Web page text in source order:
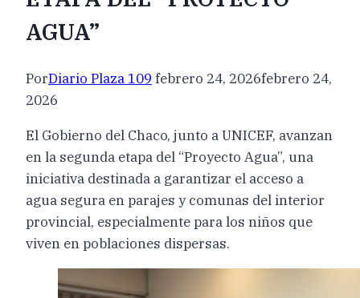
AGUA”
PorDiario Plaza 109 febrero 24, 2026febrero 24,
2026
El Gobierno del Chaco, junto a UNICEF, avanzan
en la segunda etapa del “Proyecto Agua”, una
iniciativa destinada a garantizar el acceso a
agua segura en parajes y comunas del interior
provincial, especialmente para los niños que
viven en poblaciones dispersas.